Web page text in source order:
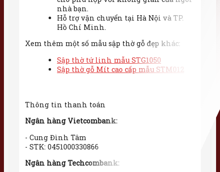
nhà bạn.
Hỗ trợ vận chuyển tại Hà Nội và TP.
Hồ Chí Minh.
Xem thêm một số mẫu sập thờ gỗ đẹp khác:
Sập thờ tứ linh mẫu STG1050
Sập thờ gỗ Mít cao cấp mẫu STM012
Thông tin thanh toán
Ngân hàng Vietcombank:
- Cung Đình Tâm
- STK: 0451000330866
Ngân hàng Techcombank: